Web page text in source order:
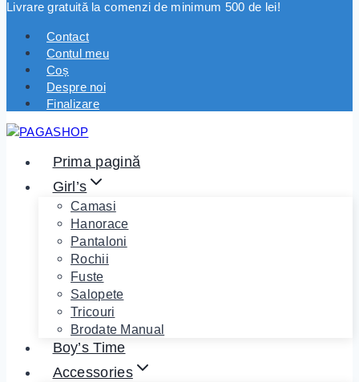
Livrare gratuită la comenzi de minimum 500 de lei!
Contact
Contul meu
Coș
Despre noi
Finalizare
Prima pagină
Girl’s
Camasi
Hanorace
Pantaloni
Rochii
Fuste
Salopete
Tricouri
Brodate Manual
Boy’s Time
Accessories